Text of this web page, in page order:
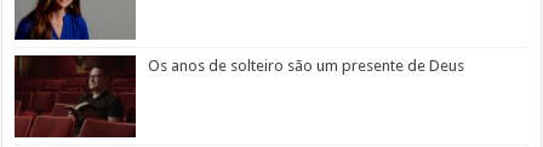
Os anos de solteiro são um presente de Deus